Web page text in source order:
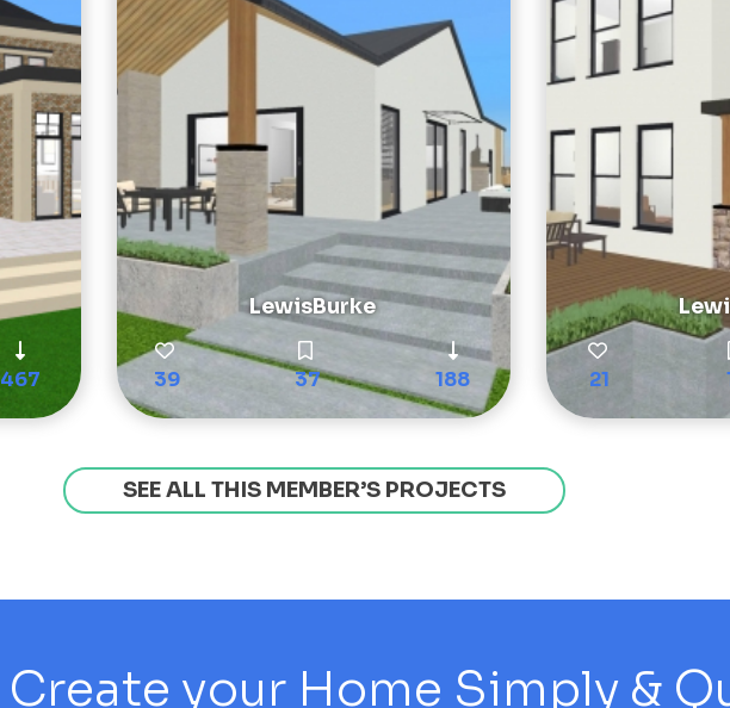
467
LewisBurke
39 37 188 21
SEE ALL THIS MEMBER’S PROJECTS
Create your Home Simply &